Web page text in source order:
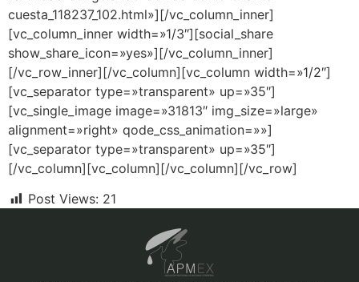
cuesta_118237_102.html»][/vc_column_inner]
[vc_column_inner width=»1/3″][social_share
show_share_icon=»yes»][/vc_column_inner]
[/vc_row_inner][/vc_column][vc_column width=»1/2″]
[vc_separator type=»transparent» up=»35″]
[vc_single_image image=»31813″ img_size=»large»
alignment=»right» qode_css_animation=»»]
[vc_separator type=»transparent» up=»35″]
[/vc_column][vc_column][/vc_column][/vc_row]
Post Views: 21